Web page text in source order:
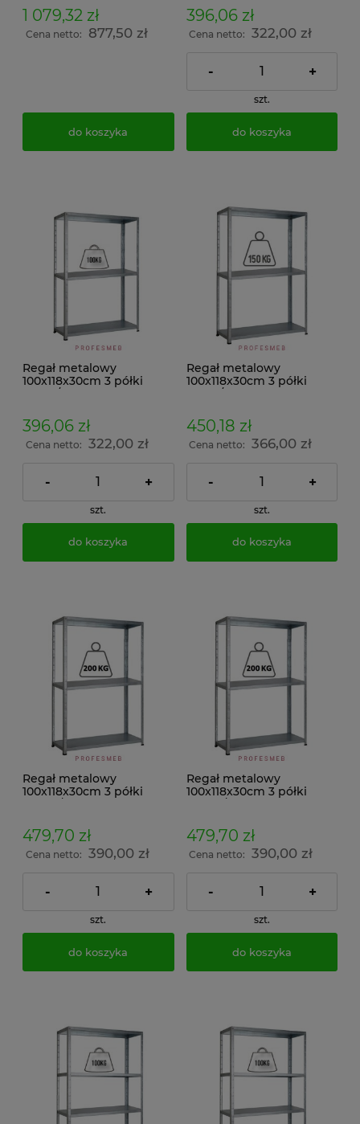
1 079,32 zł
Cena netto: 877,50 zł
do koszyka
dokumenty w archiwum i
do magazynu
396,06 zł
Cena netto: 322,00 zł
- +
szt.
do koszyka
Regał metalowy
100x118x30cm 3 półki
100kg/p ocynkowany
dokumenty w archiwum i
do magazynu
396,06 zł
Cena netto: 322,00 zł
- +
szt.
do koszyka
Regał metalowy
100x118x30cm 3 półki
150kg/p ocynkowany
dokumenty w archiwum i
do magazynu
450,18 zł
Cena netto: 366,00 zł
- +
szt.
do koszyka
Regał metalowy
100x118x30cm 3 półki
dokumenty w archiwum i
do magazynu
479,70 zł
Cena netto: 390,00 zł
- +
szt.
do koszyka
Regał metalowy
100x118x30cm 3 półki
dokumenty w archiwum i
do magazynu
479,70 zł
Cena netto: 390,00 zł
- +
szt.
do koszyka